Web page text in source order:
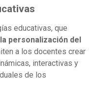
educativas, que
personalización del
a los docentes crear
interactivas y
de los